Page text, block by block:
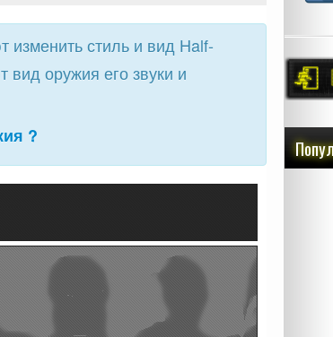
стиль и вид Half-
оружия его звуки и
?